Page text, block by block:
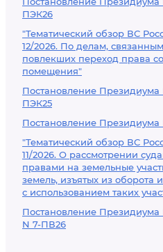
ПЭК26
"Тематический обзор ВС
12/2026. По делам,
повлекших переход права
помещения"
Постановление Президиума
ПЭК25
Постановление Президиума
"Тематический обзор ВС
11/2026. О рассмотрении
правами на земельные
земель, изъятых из оборота
с использованием таких
Постановление Президиума
N 7-ПВ26